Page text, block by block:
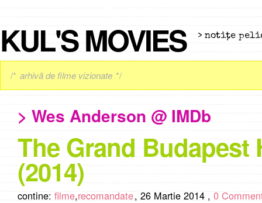
KUL'S MOVIES > notiţe
/* arhivă de filme vizionate */
> Wes Anderson @ IMDb
The Grand Budapest
(2014)
contine: filme,recomandate, 26 Martie 2014 , 0